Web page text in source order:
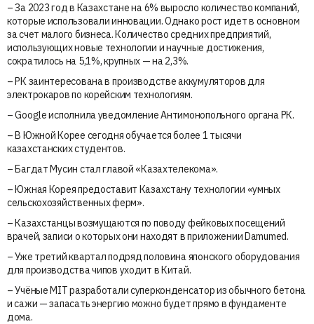
– За 2023 год в Казахстане на 6% выросло количество компаний,
которые использовали инновации. Однако рост идет в основном
за счет малого бизнеса. Количество средних предприятий,
использующих новые технологии и научные достижения,
сократилось на 5,1%, крупных — на 2,3%.
– РК заинтересована в производстве аккумуляторов для
электрокаров по корейским технологиям.
– Google исполнила уведомление Антимонопольного органа РК.
– В Южной Корее сегодня обучается более 1 тысячи
казахстанских студентов.
– Багдат Мусин стал главой «Казахтелекома».
– Южная Корея предоставит Казахстану технологии «умных
сельскохозяйственных ферм».
– Казахстанцы возмущаются по поводу фейковых посещений
врачей, записи о которых они находят в приложении Damumed.
– Уже третий квартал подряд половина японского оборудования
для производства чипов уходит в Китай.
– Учёные MIT разработали суперконденсатор из обычного бетона
и сажи — запасать энергию можно будет прямо в фундаменте
дома.